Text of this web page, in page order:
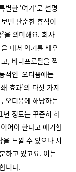
별한 ‘여가’로 설명
면 단순한 휴식이
을 의미해요. 회사
내서 악기를 배우
, 바디프로필을 찍
적인’ 오티움에는
효과’의 다섯 가지
오티움에 해당하는
년 정도는 꾸준히 하
어야 한다고 얘기합
을 느낄 수 있으나 서
하고 있고요. 이는
니다.